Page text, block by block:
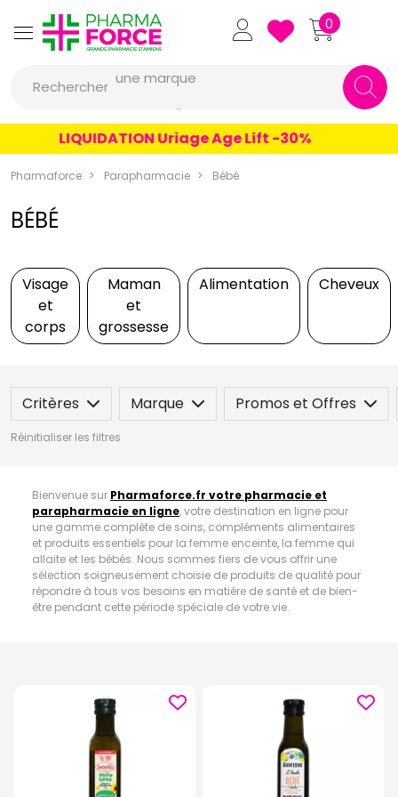
Pharmaforce Grande Pharmacie
0
Rechercher
une marque
un conseil
un produit
une marque
LIQUIDATION Uriage Age Lift -30%
Pharmaforce Parapharmacie Bébé
BÉBÉ
Visage
et
corps
Maman
et
grossesse
Alimentation Cheveux
Critères Marque Promos et Offres
Réinitialiser les filtres
Bienvenue sur Pharmaforce.fr votre pharmacie et
parapharmacie en ligne, votre destination en ligne pour
une gamme complète de soins, compléments alimentaires
et produits essentiels pour la femme enceinte, la femme qui
allaite et les bébés. Nous sommes fiers de vous offrir une
sélection soigneusement choisie de produits de qualité pour
répondre à tous vos besoins en matière de santé et de bien-
être pendant cette période spéciale de votre vie.
Pour la femme enceinte et celle qui allaite, nous comprenons
l'importance d'une nutrition optimale et de soins adaptés.
C'est pourquoi notre site propose une variété de
compléments alimentaires spécialement formulés pour
soutenir la santé maternelle et le développement du bébé
notre site Pharmaforce.fr votre pharmacie et